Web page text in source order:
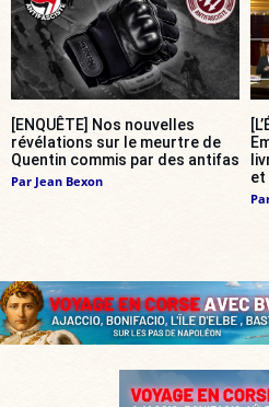
[ENQUÊTE] Nos nouvelles
révélations sur le meurtre de
Quentin commis par des antifas
Par Jean Bexon
et